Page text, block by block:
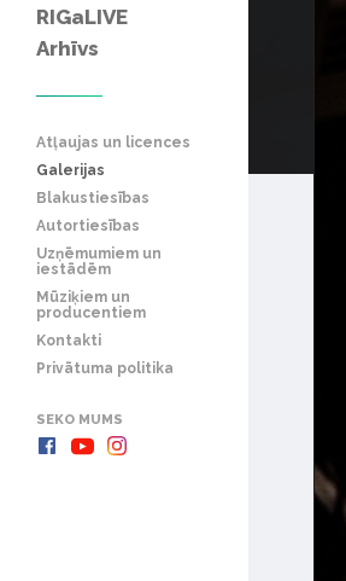
RIGaLIVE
Arhīvs
Atļaujas un licences
Galerijas
Blakustiesības
Autortiesības
Uzņēmumiem un
iestādēm
Mūziķiem un
producentiem
Kontakti
Privātuma politika
SEKO MUMS